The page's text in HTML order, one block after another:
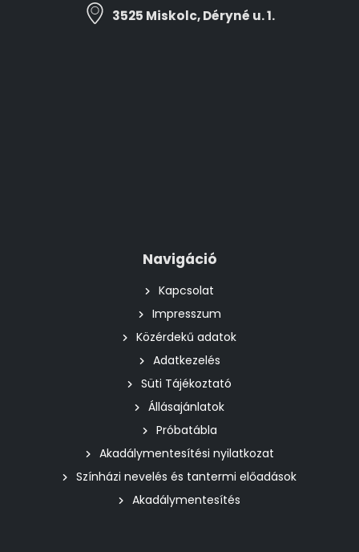
3525 Miskolc, Déryné u. 1.
Navigáció
Kapcsolat
Impresszum
Közérdekű adatok
Adatkezelés
Süti Tájékoztató
Állásajánlatok
Próbatábla
Akadálymentesítési nyilatkozat
Színházi nevelés és tantermi előadások
Akadálymentesítés